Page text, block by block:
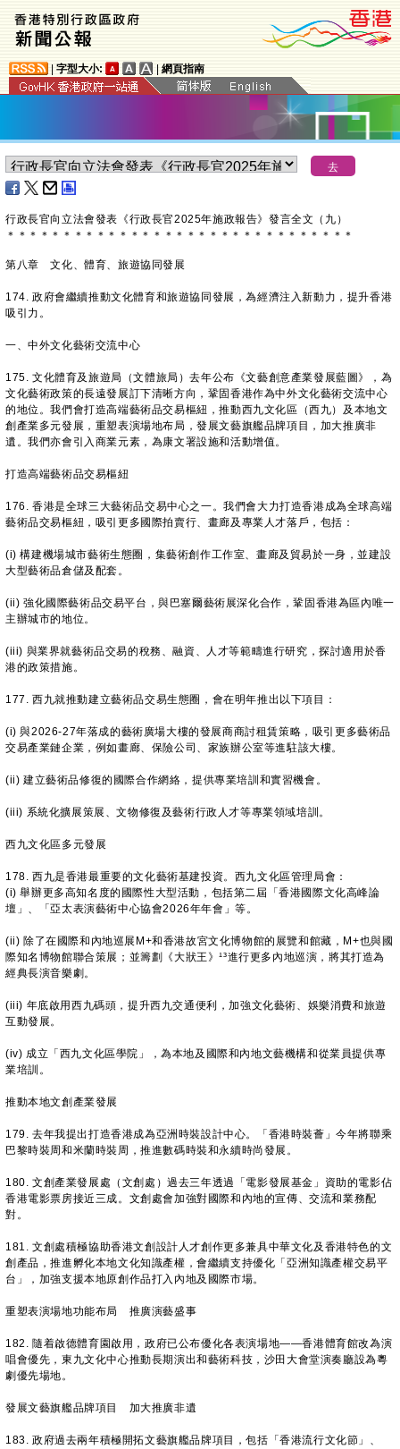
字型大小: 網頁指南
​行政長官向立法會發表《行政長官2025年施政報告》發言全文（九）
＊ ＊ ＊ ＊ ＊ ＊ ＊ ＊ ＊ ＊ ＊ ＊ ＊ ＊ ＊ ＊ ＊ ＊ ＊ ＊ ＊ ＊ ＊ ＊ ＊ ＊ ＊ ＊ ＊ ＊ ＊
第八章 文化、體育、旅遊協同發展
174. 政府會繼續推動文化體育和旅遊協同發展，為經濟注入新動力，提升香港
吸引力。
一、中外文化藝術交流中心
175. 文化體育及旅遊局（文體旅局）去年公布《文藝創意產業發展藍圖》，為
文化藝術政策的長遠發展訂下清晰方向，鞏固香港作為中外文化藝術交流中心
的地位。我們會打造高端藝術品交易樞紐，推動西九文化區（西九）及本地文
創產業多元發展，重塑表演場地布局，發展文藝旗艦品牌項目，加大推廣非
遺。我們亦會引入商業元素，為康文署設施和活動增值。
打造高端藝術品交易樞紐
176. 香港是全球三大藝術品交易中心之一。我們會大力打造香港成為全球高端
藝術品交易樞紐，吸引更多國際拍賣行、畫廊及專業人才落戶，包括：
(i) 構建機場城市藝術生態圈，集藝術創作工作室、畫廊及貿易於一身，並建設
大型藝術品倉儲及配套。
(ii) 強化國際藝術品交易平台，與巴塞爾藝術展深化合作，鞏固香港為區內唯一
主辦城市的地位。
(iii) 與業界就藝術品交易的稅務、融資、人才等範疇進行研究，探討適用於香
港的政策措施。
177. 西九就推動建立藝術品交易生態圈，會在明年推出以下項目：
(i) 與2026-27年落成的藝術廣場大樓的發展商商討租賃策略，吸引更多藝術品
交易產業鏈企業，例如畫廊、保險公司、家族辦公室等進駐該大樓。
(ii) 建立藝術品修復的國際合作網絡，提供專業培訓和實習機會。
(iii) 系統化擴展策展、文物修復及藝術行政人才等專業領域培訓。
西九文化區多元發展
178. 西九是香港最重要的文化藝術基建投資。西九文化區管理局會：
(i) 舉辦更多高知名度的國際性大型活動，包括第二屆「香港國際文化高峰論
壇」、「亞太表演藝術中心協會2026年年會」等。
(ii) 除了在國際和內地巡展M+和香港故宮文化博物館的展覽和館藏，M+也與國
際知名博物館聯合策展；並籌劃《大狀王》¹³進行更多內地巡演，將其打造為
經典長演音樂劇。
(iii) 年底啟用西九碼頭，提升西九交通便利，加強文化藝術、娛樂消費和旅遊
互動發展。
(iv) 成立「西九文化區學院」，為本地及國際和內地文藝機構和從業員提供專
業培訓。
推動本地文創產業發展
179. 去年我提出打造香港成為亞洲時裝設計中心。「香港時裝薈」今年將聯乘
巴黎時裝周和米蘭時裝周，推進數碼時裝和永續時尚發展。
180. 文創產業發展處（文創處）過去三年透過「電影發展基金」資助的電影佔
香港電影票房接近三成。文創處會加強對國際和內地的宣傳、交流和業務配
對。
181. 文創處積極協助香港文創設計人才創作更多兼具中華文化及香港特色的文
創產品，推進孵化本地文化知識產權，會繼續支持優化「亞洲知識產權交易平
台」，加強支援本地原創作品打入內地及國際市場。
重塑表演場地功能布局 推廣演藝盛事
182. 隨着啟德體育園啟用，政府已公布優化各表演場地——香港體育館改為演
唱會優先，東九文化中心推動長期演出和藝術科技，沙田大會堂演奏廳設為粵
劇優先場地。
發展文藝旗艦品牌項目 加大推廣非遺
183. 政府過去兩年積極開拓文藝旗艦品牌項目，包括「香港流行文化節」、